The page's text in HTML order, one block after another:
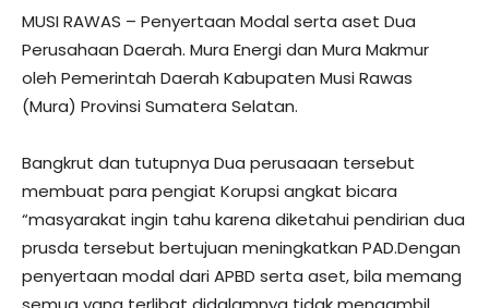
MUSI RAWAS – Penyertaan Modal serta aset Dua
Perusahaan Daerah. Mura Energi dan Mura Makmur
oleh Pemerintah Daerah Kabupaten Musi Rawas
(Mura) Provinsi Sumatera Selatan.
Bangkrut dan tutupnya Dua perusaaan tersebut
membuat para pengiat Korupsi angkat bicara
“masyarakat ingin tahu karena diketahui pendirian dua
prusda tersebut bertujuan meningkatkan PAD.Dengan
penyertaan modal dari APBD serta aset, bila memang